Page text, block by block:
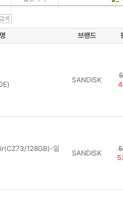
브랜드
SANDISK
128GB)-일
SANDISK